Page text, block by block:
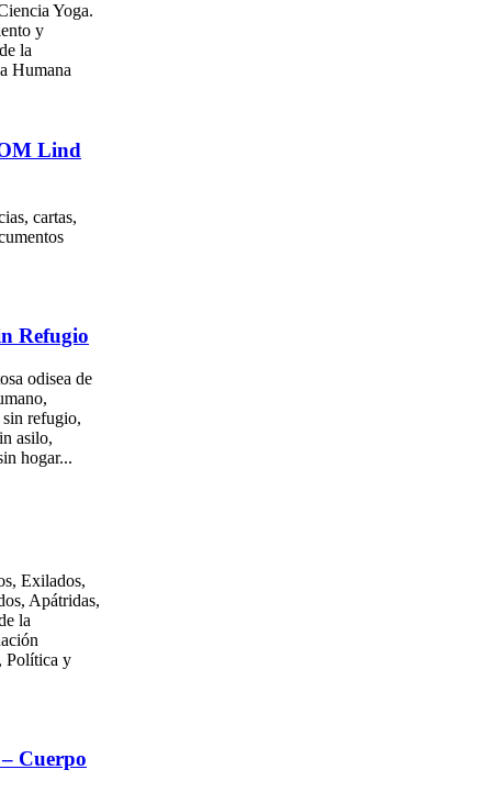
Yoga.
y
la
Humana
Lind
cartas,
Refugio
odisea de
refugio,
asilo,
hogar...
Exilados,
Apátridas,
la
Política y
Cuerpo